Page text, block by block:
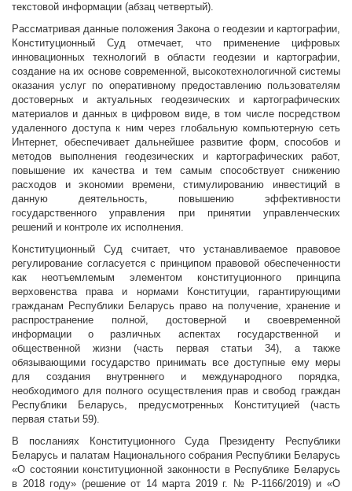
текстовой информации (абзац четвертый).
Рассматривая данные положения Закона о геодезии и картографии,
Конституционный Суд отмечает, что применение цифровых
инновационных технологий в области геодезии и картографии,
создание на их основе современной, высокотехнологичной системы
оказания услуг по оперативному предоставлению пользователям
достоверных и актуальных геодезических и картографических
материалов и данных в цифровом виде, в том числе посредством
удаленного доступа к ним через глобальную компьютерную сеть
Интернет, обеспечивает дальнейшее развитие форм, способов и
методов выполнения геодезических и картографических работ,
повышение их качества и тем самым способствует снижению
расходов и экономии времени, стимулированию инвестиций в
данную деятельность, повышению эффективности
государственного управления при принятии управленческих
решений и контроле их исполнения.
Конституционный Суд считает, что устанавливаемое правовое
регулирование согласуется с принципом правовой обеспеченности
как неотъемлемым элементом конституционного принципа
верховенства права и нормами Конституции, гарантирующими
гражданам Республики Беларусь право на получение, хранение и
распространение полной, достоверной и своевременной
информации о различных аспектах государственной и
общественной жизни (часть первая статьи 34), а также
обязывающими государство принимать все доступные ему меры
для создания внутреннего и международного порядка,
необходимого для полного осуществления прав и свобод граждан
Республики Беларусь, предусмотренных Конституцией (часть
первая статьи 59).
В посланиях Конституционного Суда Президенту Республики
Беларусь и палатам Национального собрания Республики Беларусь
«О состоянии конституционной законности в Республике Беларусь
в 2018 году» (решение от 14 марта 2019 г. № Р-1166/2019) и «О